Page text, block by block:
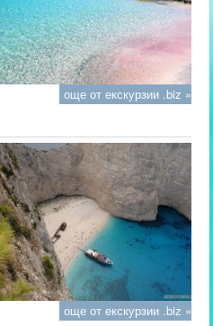
още от екскурзии .biz »
още от екскурзии .biz »